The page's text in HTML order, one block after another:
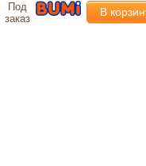
Под
заказ
В